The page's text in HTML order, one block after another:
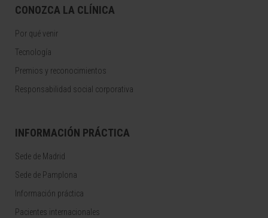
CONOZCA LA CLÍNICA
Por qué venir
Tecnología
Premios y reconocimientos
Responsabilidad social corporativa
INFORMACIÓN PRÁCTICA
Sede de Madrid
Sede de Pamplona
Información práctica
Pacientes internacionales